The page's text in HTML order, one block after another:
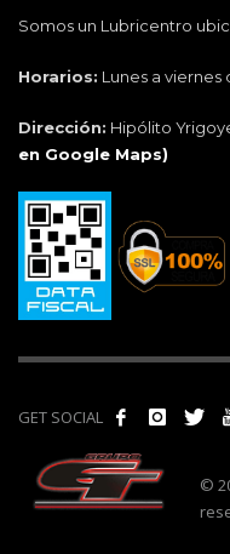
Somos un Lubricentro
Horarios: Lunes a viernes
Dirección: Hipólito
en Google Maps)
GET SOCIAL
©